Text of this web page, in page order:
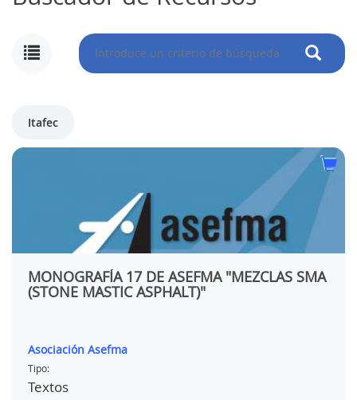
Itafec
MONOGRAFÍA 17 DE ASEFMA "MEZCLAS SMA
(STONE MASTIC ASPHALT)"
Asociación Asefma
Tipo:
Textos